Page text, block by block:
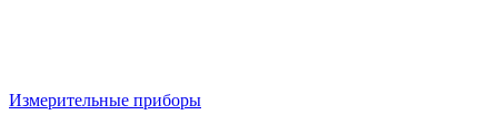
Измерительные приборы